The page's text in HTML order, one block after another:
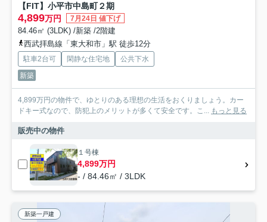
【FIT】小平市中島町２期
4,899万円 7月24日 値下げ
84.46㎡ (3LDK) /新築 /2階建
西武拝島線「東大和市」駅 徒歩12分
駐車2台可 閑静な住宅地
公共下水
新築
4,899万円の物件で、ゆとりのある理想の生活をおくりましょう。カー
ドキー式なので、防犯上のメリットが多くて安全です。こ...
もっと見る
販売中の物件
１号棟
4,899万円
- / 84.46㎡ / 3LDK
新築一戸建